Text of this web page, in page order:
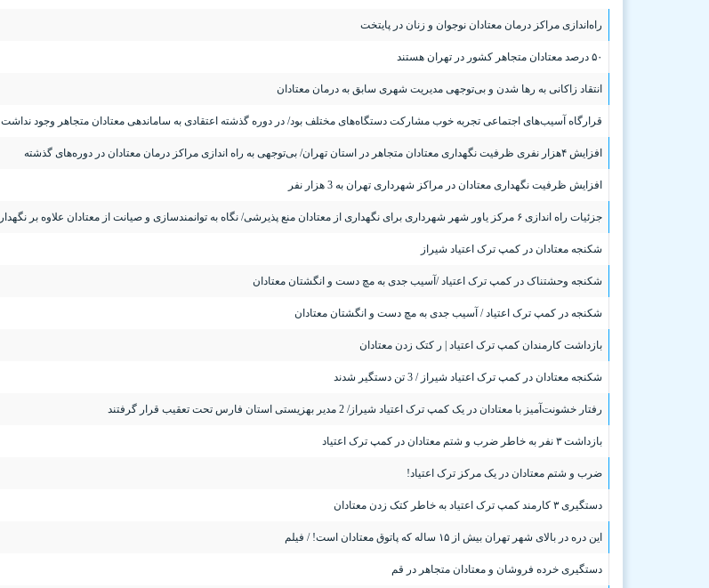
راه‌اندازی مراکز درمان معتادان نوجوان و زنان در پایتخت
۵۰ درصد معتادان متجاهر کشور در تهران هستند
انتقاد زاکانی به رها شدن و بی‌توجهی مدیریت شهری سابق به درمان معتادان
قرارگاه‌ آسیب‌های اجتماعی تجربه خوب مشارکت دستگاه‌های مختلف بود/ در دوره گذشته اعتقادی به ساماندهی معتادان متجاهر وجود نداشت
افزایش ۴هزار نفری ظرفیت نگهداری معتادان متجاهر در استان تهران/ بی‌توجهی به راه اندازی مراکز درمان معتادان در دوره‌های گذشته
افزایش ظرفیت نگهداری معتادان در مراکز شهرداری تهران به 3 هزار نفر
جزئیات راه اندازی ۶ مرکز یاور شهر شهرداری برای نگهداری از معتادان منع پذیرشی/ نگاه به توانمندسازی و صیانت از معتادان علاوه بر نگهداری
شکنجه معتادان در کمپ ترک اعتیاد شیراز
شکنجه وحشتناک در کمپ ترک اعتیاد /آسیب جدی به مچ دست و انگشتان معتادان
شکنجه در کمپ ترک اعتیاد / آسیب جدی به مچ دست و انگشتان معتادان
بازداشت کارمندان کمپ ترک اعتیاد | ر کتک زدن معتادان
شکنجه معتادان در کمپ ترک اعتیاد شیراز / 3 تن دستگیر شدند
رفتار خشونت‌آمیز با معتادان در یک کمپ ترک اعتیاد شیراز/ 2 مدیر بهزیستی استان فارس تحت تعقیب قرار گرفتند
بازداشت ۳ نفر به خاطر ضرب و شتم معتادان در کمپ ترک اعتیاد
ضرب و شتم معتادان در یک مرکز ترک اعتیاد!
دستگیری ۳ کارمند کمپ ترک اعتیاد به خاطر کتک زدن معتادان
این دره‌ در بالای شهر تهران بیش از ۱۵ ساله که پاتوق معتادان است! / فیلم
دستگیری خرده فروشان و معتادان متجاهر در قم